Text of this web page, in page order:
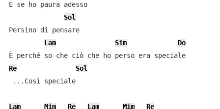
E se ho paura adesso
Sol
Persino di pensare
Lam
Sim
Do
È perché so che ciò che ho perso era speciale
Re
Sol
...Così speciale
Lam Mim Re Lam Mim Re